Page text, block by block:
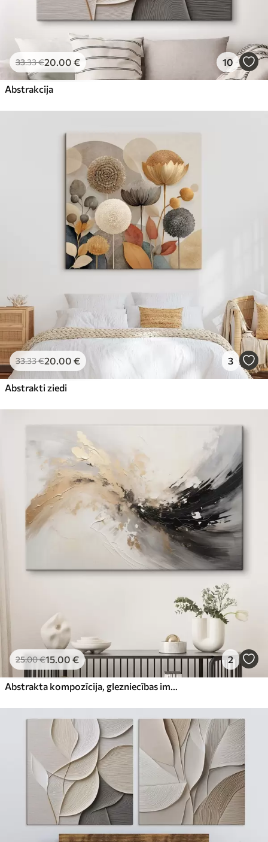
33.33€20.00 € 10
Abstrakcija
33.33€20.00 € 3
Abstrakti ziedi
25.00€15.00 € 2
Abstrakta kompozīcija, glezniecības imitācija